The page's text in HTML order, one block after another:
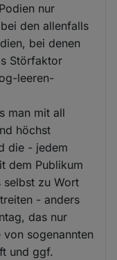
nur
den allenfalls
bei denen
Störfaktor
leeren-
man mit all
höchst
die - jedem
dem Publikum
selbst zu Wort
- anders
das nur
sogenannten
und ggf.